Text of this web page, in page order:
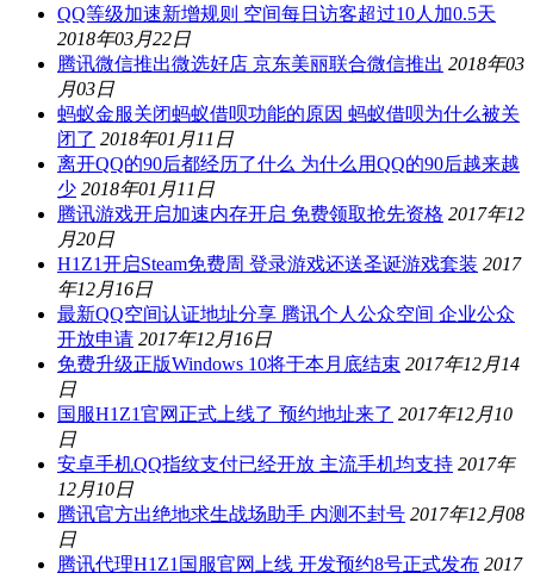
QQ等级加速新增规则 空间每日访客超过10人加0.5天
2018年03月22日
腾讯微信推出微选好店 京东美丽联合微信推出 2018年03
月03日
蚂蚁金服关闭蚂蚁借呗功能的原因 蚂蚁借呗为什么被关
闭了 2018年01月11日
离开QQ的90后都经历了什么 为什么用QQ的90后越来越
少 2018年01月11日
腾讯游戏开启加速内存开启 免费领取抢先资格 2017年12
月20日
H1Z1开启Steam免费周 登录游戏还送圣诞游戏套装 2017
年12月16日
最新QQ空间认证地址分享 腾讯个人公众空间 企业公众
开放申请 2017年12月16日
免费升级正版Windows 10将于本月底结束 2017年12月14
日
国服H1Z1官网正式上线了 预约地址来了 2017年12月10
日
安卓手机QQ指纹支付已经开放 主流手机均支持 2017年
12月10日
腾讯官方出绝地求生战场助手 内测不封号 2017年12月08
日
腾讯代理H1Z1国服官网上线 开发预约8号正式发布 2017